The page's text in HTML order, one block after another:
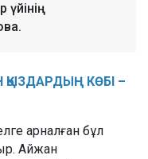
КӨБІ –
арналған бұл
Айжан